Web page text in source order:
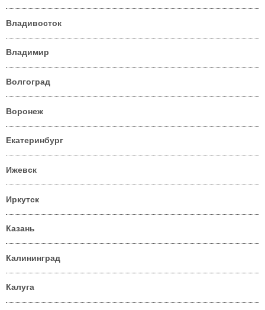
Владивосток
Владимир
Волгоград
Воронеж
Екатеринбург
Ижевск
Иркутск
Казань
Калининград
Калуга